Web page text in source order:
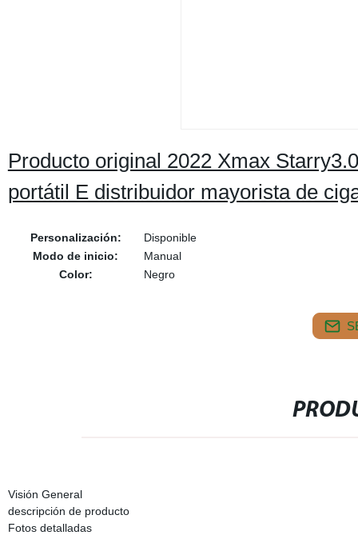
Producto original 2022 Xmax
portátil E distribuidor mayorista de
Personalización:
Disponible
Modo de inicio:
Manual
Color:
Negro
Visión General
descripción de producto
Fotos detalladas